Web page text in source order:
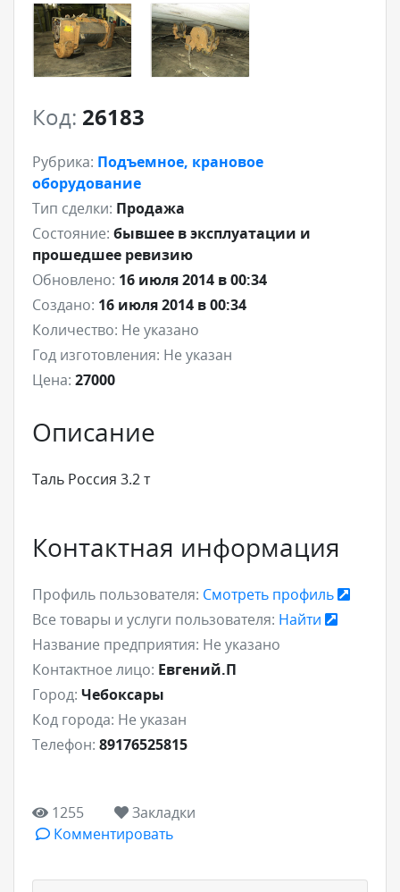
Код: 26183
Рубрика: Подъемное, крановое
оборудование
Тип сделки: Продажа
Состояние: бывшее в эксплуатации и
прошедшее ревизию
Обновлено: 16 июля 2014 в 00:34
Создано: 16 июля 2014 в 00:34
Количество: Не указано
Год изготовления: Не указан
Цена: 27000
Описание
Таль Россия 3.2 т
Контактная информация
Профиль пользователя: Смотреть профиль
Все товары и услуги пользователя: Найти
Название предприятия: Не указано
Контактное лицо: Евгений.П
Город: Чебоксары
Код города: Не указан
Телефон: 89176525815
1255
Закладки
Комментировать